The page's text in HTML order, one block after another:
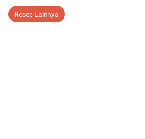
Resep Lainnya